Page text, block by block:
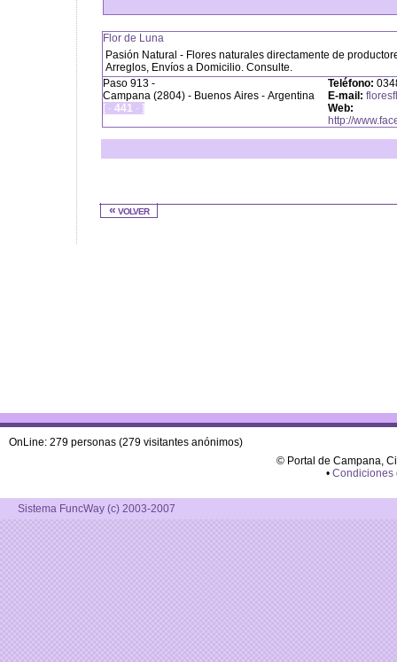
Flor de Luna
Pasión Natural - Flores naturales directamente de
Arreglos, Envíos a Domicilio. Consulte.
Paso 913 -
Campana (2804) - Buenos Aires - Argentina
[ · 441 · ]
Teléfono:
E-mail:
Web:
http://
« volver
OnLine: 279 personas (279 visitantes anónimos)
© Portal de Campana,
• Condiciones
Sistema FuncWay (c) 2003-2007